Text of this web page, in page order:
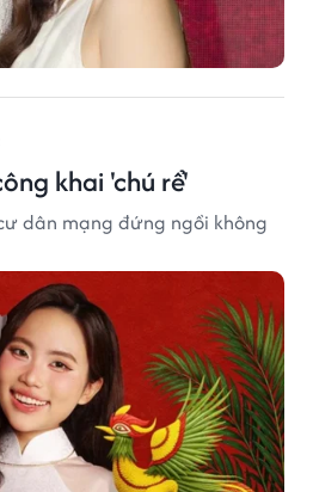
khai 'chú rể'
dân mạng đứng ngồi không